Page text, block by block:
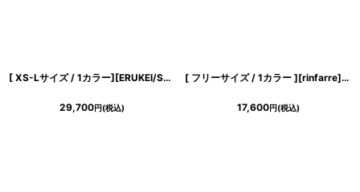
[ XS-Lサイズ / 1カラー][ERUKEI/SETTAN]オーガンジー・リーフ柄・プリント・オフショルダー・Vネック・コルセット・Aライン・フレア・ロングドレス[送料無料]
29,700円(税込)
[ フリーサイズ / 1カラー ][rinfarre]ノースリーブ・Vネック・プリント・カシュクール・マキシ・ロングドレス・ワンピース[奈月セナ着用][送料無料]
17,600円(税込)